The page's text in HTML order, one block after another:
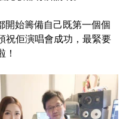
開始籌備自己既第一個個
祝佢演唱會成功，最緊要
！